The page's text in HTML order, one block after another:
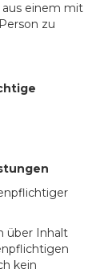
einem mit
zu
über Inhalt
kein